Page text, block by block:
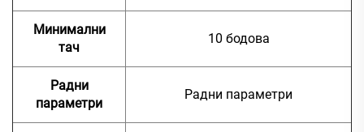
Минимални
тач
10 бодова
Радни
параметри
Радни параметри